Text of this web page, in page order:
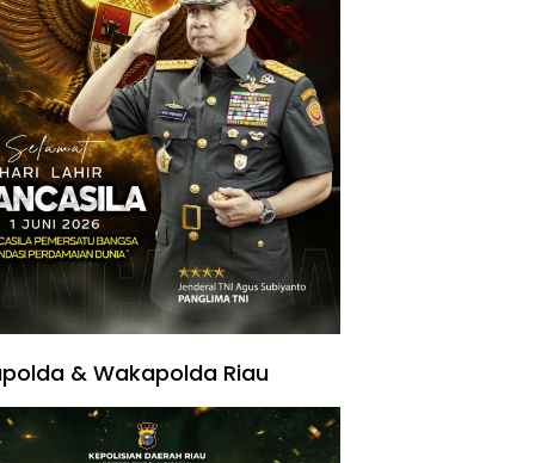
& Wakapolda Riau